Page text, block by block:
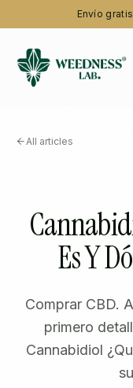
Envío
All articles
Es Y
Comprar CBD.
primero
Cannabidiol